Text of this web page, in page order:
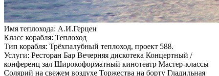
Имя теплохода: А.И.Герцен
Класс корабля: Теплоход
Тип корабля: Трёхпалубный теплоход, проект 588.
Услуги: Ресторан Бар Вечерняя дискотека Концертный /
конференц зал Широкоформатный кинотеатр Мастер-классы
Солярий на свежем воздухе Торжества на борту Гладильная